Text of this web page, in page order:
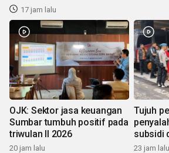
17 jam lalu
OJK: Sektor jasa keuangan
Sumbar tumbuh positif pada
triwulan II 2026
20 jam lalu
Tujuh
subsidi
Sumbar
23 jam lalu